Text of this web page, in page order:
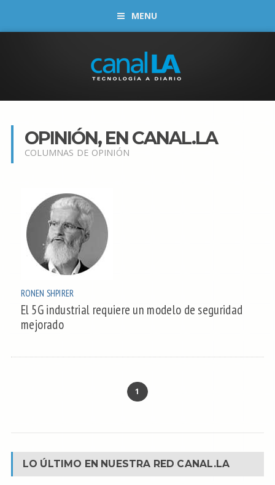
MENU
OPINIÓN, EN CANAL.LA
COLUMNAS DE OPINIÓN
RONEN SHPIRER
El 5G industrial requiere un modelo de seguridad
mejorado
1
LO ÚLTIMO EN NUESTRA RED CANAL.LA